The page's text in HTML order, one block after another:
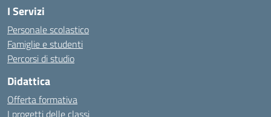
I Servizi
Personale scolastico
Famiglie e studenti
Percorsi di studio
Didattica
Offerta formativa
I progetti delle classi